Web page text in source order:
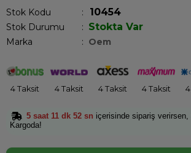
Stok Kodu 10454
Stok Durumu : Stokta Var
Marka : Oem
4 Taksit 4 Taksit 4 Taksit 4 Taksit
5 saat 11 dk 52 sn içerisinde sipariş verirsen,
Kargoda!